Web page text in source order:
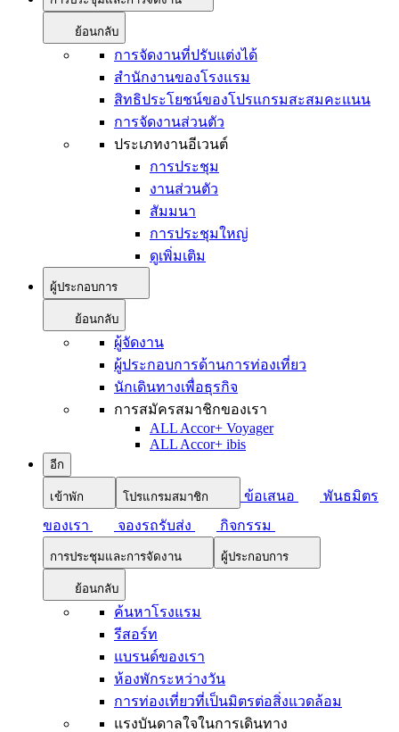
ย้อนกลับ
การจัดงานที่ปรับแต่งได้
สำนักงานของโรงแรม
สิทธิประโยชน์ของโปรแกรมสะสมคะแนน
การจัดงานส่วนตัว
ประเภทงานอีเวนต์
การประชุม
งานส่วนตัว
สัมมนา
การประชุมใหญ่
ดูเพิ่มเติม
ผู้ประกอบการ
ย้อนกลับ
ผู้จัดงาน
ผู้ประกอบการด้านการท่องเที่ยว
นักเดินทางเพื่อธุรกิจ
การสมัครสมาชิกของเรา
ALL Accor+ Voyager
ALL Accor+ ibis
อีก
เข้าพัก โปรแกรมสมาชิก ข้อเสนอ
พันธมิตร
ของเรา
จองรถรับส่ง กิจกรรม
การประชุมและการจัดงาน ผู้ประกอบการ
ย้อนกลับ
ค้นหาโรงแรม
รีสอร์ท
แบรนด์ของเรา
ห้องพักระหว่างวัน
การท่องเที่ยวที่เป็นมิตรต่อสิ่งแวดล้อม
แรงบันดาลใจในการเดินทาง